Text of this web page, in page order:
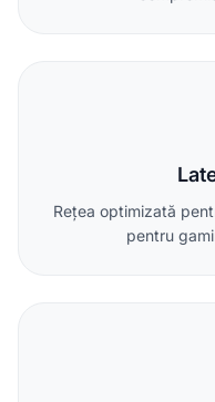
Rețea optimizată
pentru